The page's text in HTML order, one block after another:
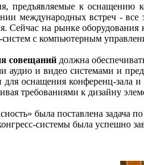
предъявляемые к
международных встреч - все
Сейчас на рынке
с компьютерным
совещанийдолжна
и видео системами и
оснащения конференц-зала
требованиями к дизайну
была поставлена задача
системы была успешно